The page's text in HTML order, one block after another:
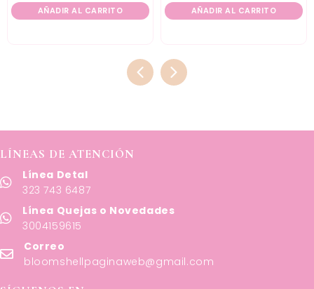
AÑADIR AL CARRITO AÑADIR AL CARRITO
LÍNEAS DE ATENCIÓN
Línea Detal
323 743 6487
Línea Quejas o Novedades
3004159615
Correo
bloomshellpaginaweb@gmail.com